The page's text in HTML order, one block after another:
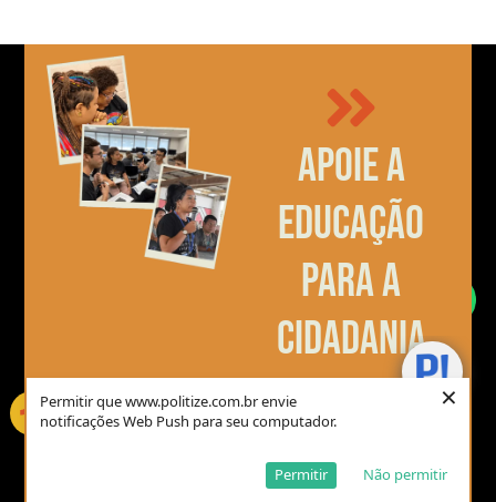
Permitir que www.politize.com.br envie
notificações Web Push para seu computador.
Não permitir
Permitir
×
Apoie a
educação
para a
cidadania
R$5,00R$15,00
Tire sua dúvida no chatbot e
receba uma resposta objetiva +
leitura extra